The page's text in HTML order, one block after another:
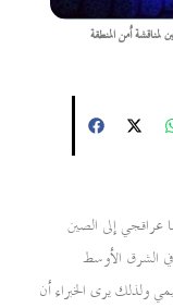
أمن المنطقة
عراقجي إلى الصين
الشرق الأوسط
ولذلك يرى الخبراء أن